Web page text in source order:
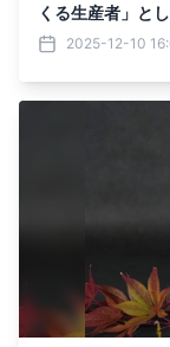
くる生産者」と
選出され、世界
2025-12-10